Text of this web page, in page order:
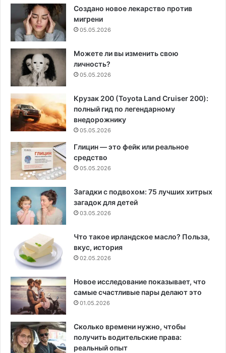
Создано новое лекарство против
мигрени
05.05.2026
Можете ли вы изменить свою
личность?
05.05.2026
Крузак 200 (Toyota Land Cruiser 200):
полный гид по легендарному
внедорожнику
05.05.2026
Глицин — это фейк или реальное
средство
05.05.2026
Загадки с подвохом: 75 лучших хитрых
загадок для детей
03.05.2026
Что такое ирландское масло? Польза,
вкус, история
02.05.2026
Новое исследование показывает, что
самые счастливые пары делают это
01.05.2026
Сколько времени нужно, чтобы
получить водительские права:
реальный опыт